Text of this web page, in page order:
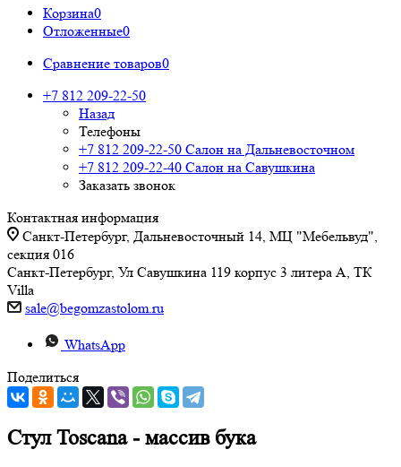
Корзина0
Отложенные0
Сравнение товаров0
+7 812 209-22-50
Назад
Телефоны
+7 812 209-22-50 Салон на Дальневосточном
+7 812 209-22-40 Салон на Савушкина
Заказать звонок
Контактная информация
Санкт-Петербург, Дальневосточный 14, МЦ "Мебельвуд",
секция 016
Санкт-Петербург, Ул Савушкина 119 корпус 3 литера А, ТК
Villa
sale@begomzastolom.ru
WhatsApp
Поделиться
Стул Toscana - массив бука